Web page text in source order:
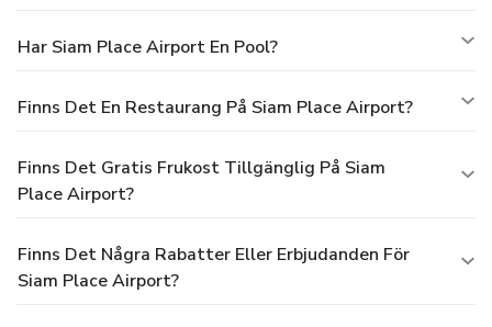
Har Siam Place Airport En Pool?
Finns Det En Restaurang På Siam Place Airport?
Finns Det Gratis Frukost Tillgänglig På Siam
Place Airport?
Finns Det Några Rabatter Eller Erbjudanden För
Siam Place Airport?